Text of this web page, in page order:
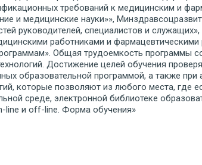
требований к медицинским и
и медицинские науки»»,
руководителей, специалистов и
работниками и
Общая трудоемкость программы
Достижение целей обучения
образовательной программой, а также
которые позволяют из любого места, где
среде, электронной библиотеке
line и off-line. Форма обучения»